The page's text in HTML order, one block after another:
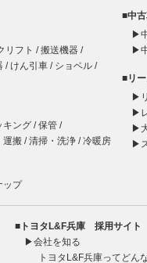
リフト /搬送機器 /
/ けん引車 / ショベル /
キング /保管 /
運搬 /清掃・洗浄 /冷暖房
ップ
■中
▶
▶
■リ
▶
▶
▶
▶
■トヨタL&F兵庫 採用サイト
▶会社を知る
トヨタL&F兵庫ってどん